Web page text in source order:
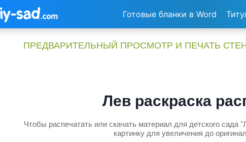
Готовые бланки в Word
ПРЕДВАРИТЕЛЬНЫЙ ПРОСМОТР И ПЕЧАТЬ
Лев раскраска
Чтобы распечатать или скачать материал для детского сада
картинку для увеличения до